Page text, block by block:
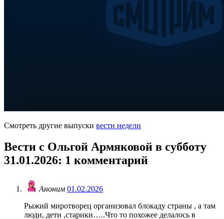
Смотреть другие выпуски вести недели
Вести с Ольгой Армяковой в субботу
31.01.2026: 1 комментарий
Аноним 01.02.2026
Рыжий миротворец организовал блокаду страны , а там
люди, дети ,старики…..Что то похожее делалось в